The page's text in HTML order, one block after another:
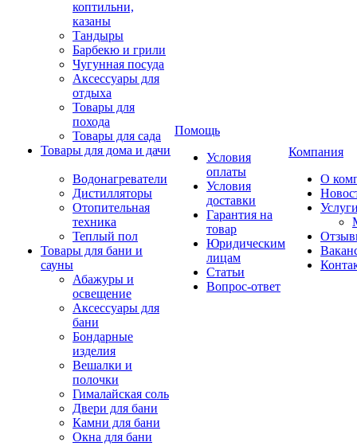
коптильни,
казаны
Тандыры
Барбекю и грили
Чугунная посуда
Аксессуары для
отдыха
Товары для
похода
Товары для сада
Товары для дома и дачи
Водонагреватели
Дистилляторы
Отопительная
техника
Теплый пол
Товары для бани и
сауны
Абажуры и
освещение
Аксессуары для
бани
Бондарные
изделия
Вешалки и
полочки
Гималайская соль
Двери для бани
Камни для бани
Окна для бани
Помощь
Условия
оплаты
Условия
доставки
Гарантия на
товар
Юридическим
лицам
Статьи
Вопрос-ответ
Компания
О